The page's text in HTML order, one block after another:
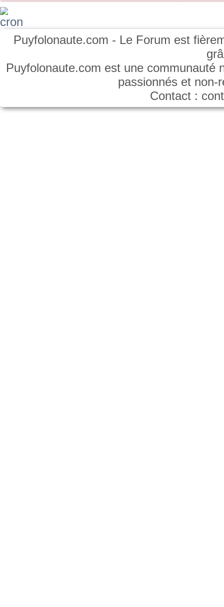
Puyfolonaute.com - Le Forum est
Puyfolonaute.com est une communauté
passionnés et
Contact :